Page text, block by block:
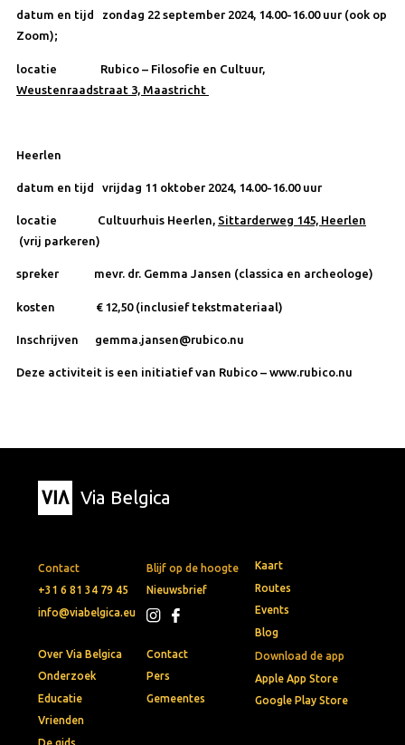
datum en tijd
zondag 22 september 2024, 14.00-16.00 uur (ook op
Zoom);
locatie Rubico – Filosofie en Cultuur,
Weustenraadstraat 3, Maastricht
Heerlen
datum en tijd vrijdag 11 oktober 2024, 14.00-16.00 uur
locatie Cultuurhuis Heerlen, Sittarderweg 145, Heerlen
(vrij parkeren)
spreker mevr. dr. Gemma Jansen (classica en archeologe)
kosten € 12,50 (inclusief tekstmateriaal)
Inschrijven gemma.jansen@rubico.nu
Deze activiteit is een initiatief van Rubico – www.rubico.nu
Via Belgica
Contact
+31 6 81 34 79 45
info@viabelgica.eu
Blijf op de hoogte
Nieuwsbrief
Download de app
Apple App Store
Google Play Store
Kaart
Routes
Events
Blog
Over Via Belgica
Onderzoek
Educatie
Vrienden
De gids
Contact
Pers
Gemeentes